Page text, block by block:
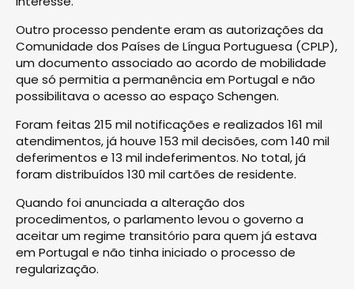
Outro processo pendente eram as autorizações da
Comunidade dos Países de Língua Portuguesa (CPLP),
um documento associado ao acordo de mobilidade
que só permitia a permanência em Portugal e não
possibilitava o acesso ao espaço Schengen.
Foram feitas 215 mil notificações e realizados 161 mil
atendimentos, já houve 153 mil decisões, com 140 mil
deferimentos e 13 mil indeferimentos. No total, já
foram distribuídos 130 mil cartões de residente.
Quando foi anunciada a alteração dos
procedimentos, o parlamento levou o governo a
aceitar um regime transitório para quem já estava
em Portugal e não tinha iniciado o processo de
regularização.